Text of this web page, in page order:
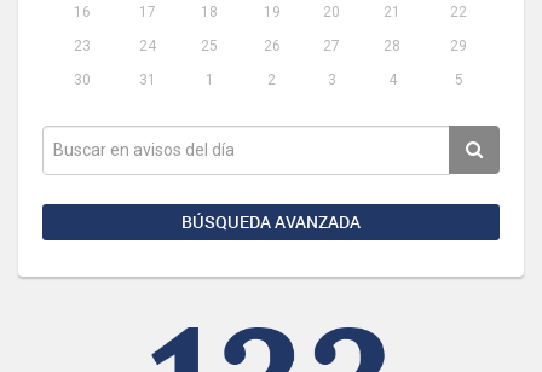
16
17 18 19 20 21
22
23
24 25 26 27 28
29
30
31 1 2 3 4 5
BÚSQUEDA AVANZADA